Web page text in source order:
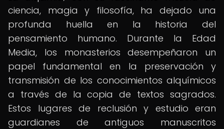
ciencia, magia y filosofía, ha dejado una
profunda huella en la historia del
pensamiento humano. Durante la Edad
Media, los monasterios desempeñaron un
papel fundamental en la preservación y
transmisión de los conocimientos alquímicos
a través de la copia de textos sagrados.
Estos lugares de reclusión y estudio eran
guardianes de antiguos manuscritos